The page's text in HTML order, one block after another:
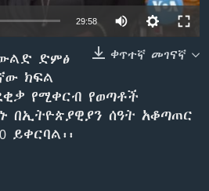
29:58
ቀጥተኛ መገናኛ
ድምፅ
ክፍል
የሚቀርብ የወጣቶች
በኢትዮጵያዊያን ሰዓት አቆጣጠር
ይቀርባል፡፡